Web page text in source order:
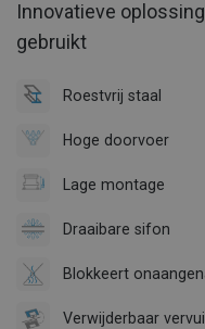
Innovatieve
gebruikt
Roestvrij staal
Hoge doorvoer
Lage montage
Draaibare sifon
Blokkeert
Verwijderbaar